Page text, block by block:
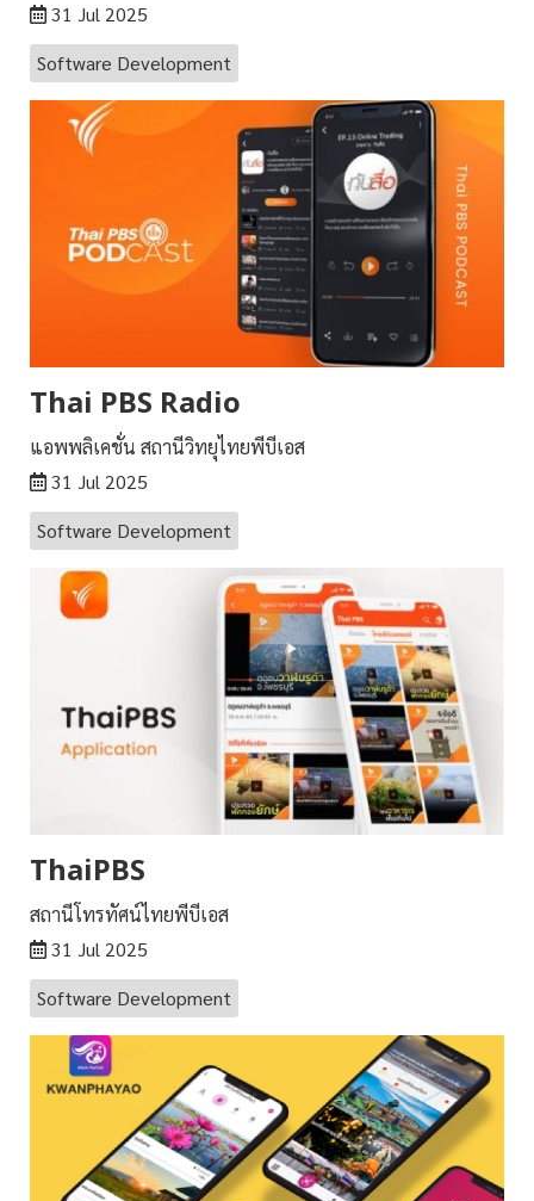
31 Jul 2025
Software Development
Thai PBS Radio
แอพพลิเคชั่น สถานีวิทยุไทยพีบีเอส
31 Jul 2025
Software Development
ThaiPBS
สถานีโทรทัศน์ไทยพีบีเอส
31 Jul 2025
Software Development